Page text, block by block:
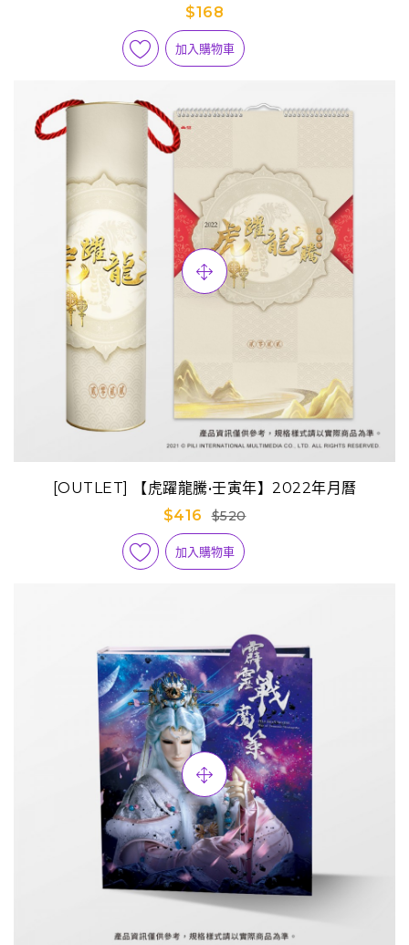
$168
加入購物車
[OUTLET] 【虎躍龍騰•壬寅年】2022年月曆
$416
$520
加入購物車